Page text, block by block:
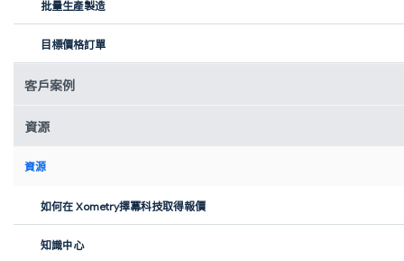
批量生產製造
目標價格訂單
客戶案例
資源
資源
如何在 Xometry擇冪科技取得報價
知識中心